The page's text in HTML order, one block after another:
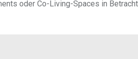
oder Co-Living-Spaces in